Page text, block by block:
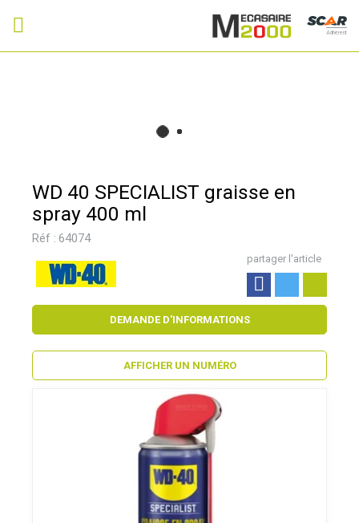
Adhérent
WD 40 SPECIALIST graisse en
spray 400 ml
Réf : 64074
partager l'article
DEMANDE D'INFORMATIONS
AFFICHER UN NUMÉRO